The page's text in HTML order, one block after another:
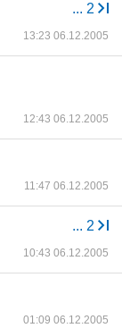
... 2
13:23 06.12.2005
12:43 06.12.2005
11:47 06.12.2005
... 2
10:43 06.12.2005
01:09 06.12.2005